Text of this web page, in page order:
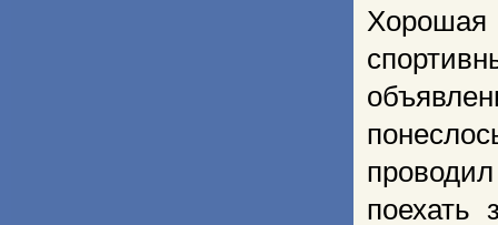
поехать